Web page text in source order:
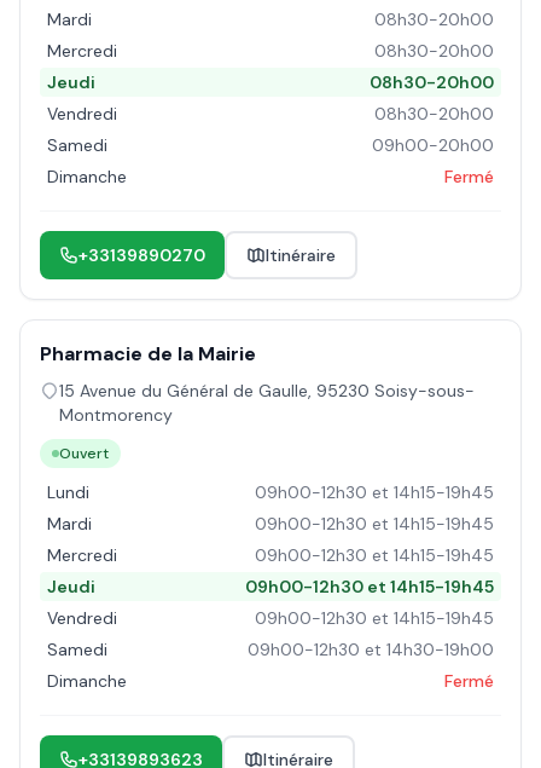
Mardi
08h30-20h00
Mercredi
08h30-20h00
Jeudi
08h30-20h00
Vendredi
08h30-20h00
Samedi
09h00-20h00
Dimanche
Fermé
+33139890270 Itinéraire
Pharmacie de la Mairie
15 Avenue du Général de Gaulle, 95230 Soisy-sous-
Montmorency
Ouvert
Lundi
09h00-12h30 et 14h15-19h45
Mardi
09h00-12h30 et 14h15-19h45
Mercredi
09h00-12h30 et 14h15-19h45
Jeudi
09h00-12h30 et 14h15-19h45
Vendredi
09h00-12h30 et 14h15-19h45
Samedi
09h00-12h30 et 14h30-19h00
Dimanche
Fermé
+33139893623 Itinéraire